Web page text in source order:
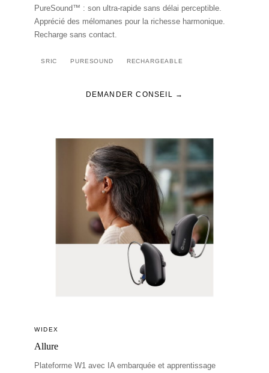
PureSound™ : son ultra-rapide sans délai perceptible.
Apprécié des mélomanes pour la richesse harmonique.
Recharge sans contact.
SRIC PURESOUND RECHARGEABLE
DEMANDER CONSEIL →
WIDEX
Allure
Plateforme W1 avec IA embarquée et apprentissage